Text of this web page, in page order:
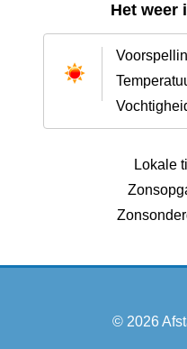
Het weer
Lokale
© 2026